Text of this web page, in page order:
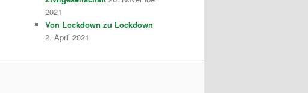
2021
Von Lockdown zu Lockdown
2. April 2021